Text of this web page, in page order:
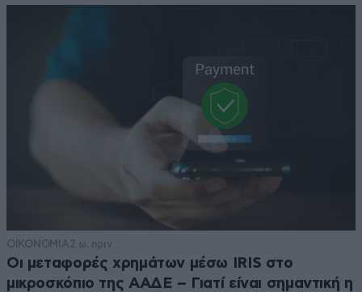
ΟΙΚΟΝΟΜΙΑ 2 ω. πριν
Οι μεταφορές χρημάτων μέσω IRIS στο
μικροσκόπιο της ΑΑΔΕ – Γιατί είναι σημαντική η